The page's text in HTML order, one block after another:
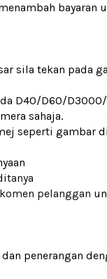
bayaran
sila tekan pada
D40/D60/
sahaja.
seperti gambar
pelanggan
penerangan